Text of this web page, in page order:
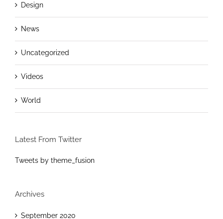
Design
News
Uncategorized
Videos
World
Latest From Twitter
Tweets by theme_fusion
Archives
September 2020